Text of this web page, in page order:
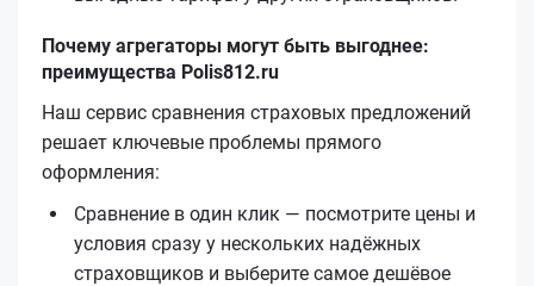
Почему агрегаторы могут быть выгоднее:
преимущества Polis812.ru
Наш сервис сравнения страховых предложений
решает ключевые проблемы прямого
оформления:
Сравнение в один клик — посмотрите цены и
условия сразу у нескольких надёжных
страховщиков и выберите самое дешёвое